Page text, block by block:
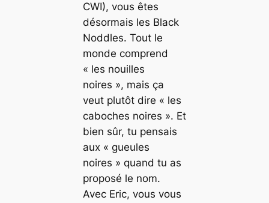
CWI), vous êtes
désormais les Black
Noddles. Tout le
monde comprend
« les nouilles
noires », mais ça
veut plutôt dire « les
caboches noires ». Et
bien sûr, tu pensais
aux « gueules
noires » quand tu as
proposé le nom.
Avec Eric, vous vous